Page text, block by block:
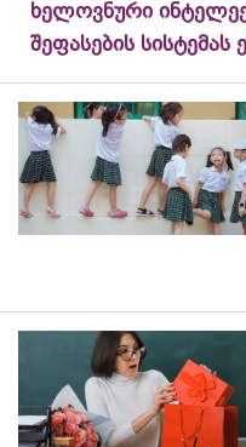
ხელოვნური
შეფასების სისტემას